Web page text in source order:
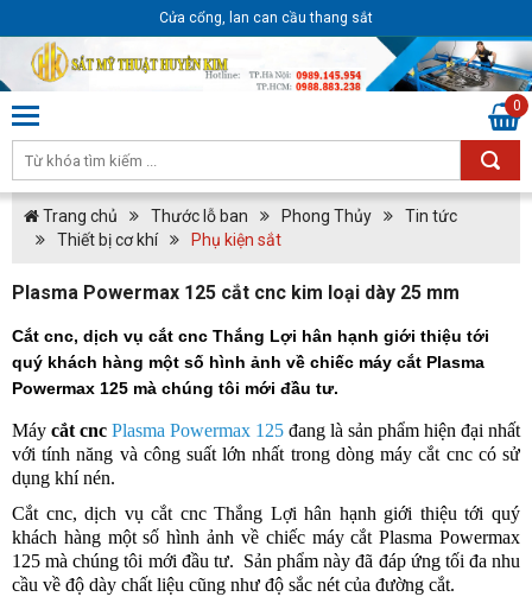
Cửa cổng, lan can cầu thang sắt
0
Trang chủ Thước lỗ ban Phong Thủy
Tin tức
Thiết bị cơ khí
Phụ kiện sắt
Plasma Powermax 125 cắt cnc kim loại dày 25 mm
Cắt cnc, dịch vụ cắt cnc Thắng Lợi hân hạnh giới thiệu tới
quý khách hàng một số hình ảnh về chiếc máy cắt Plasma
Powermax 125 mà chúng tôi mới đầu tư.
Máy cắt cnc Plasma Powermax 125 đang là sản phẩm hiện đại nhất
với tính năng và công suất lớn nhất trong dòng máy cắt cnc có sử
dụng khí nén.
Cắt cnc, dịch vụ cắt cnc Thắng Lợi hân hạnh giới thiệu tới quý
khách hàng một số hình ảnh về chiếc máy cắt Plasma Powermax
125 mà chúng tôi mới đầu tư. Sản phẩm này đã đáp ứng tối đa nhu
cầu về độ dày chất liệu cũng như độ sắc nét của đường cắt.